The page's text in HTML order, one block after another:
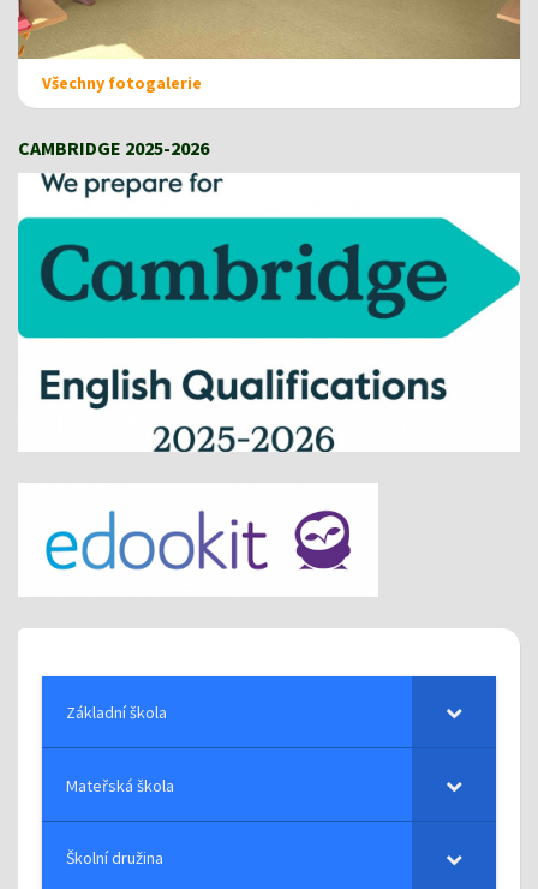
Všechny fotogalerie
CAMBRIDGE 2025-2026
Základní škola
Mateřská škola
Školní družina